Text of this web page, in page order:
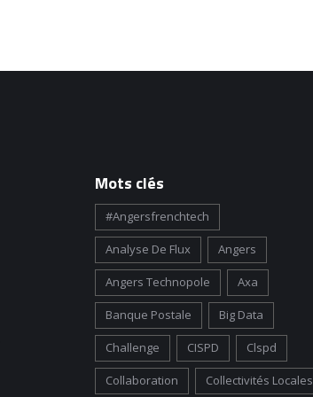
Mots clés
#angersfrenchtech
Analyse De Flux Angers
Angers Technopole Axa
Banque Postale Big Data
Challenge CISPD Clspd
Collaboration Collectivités Locales